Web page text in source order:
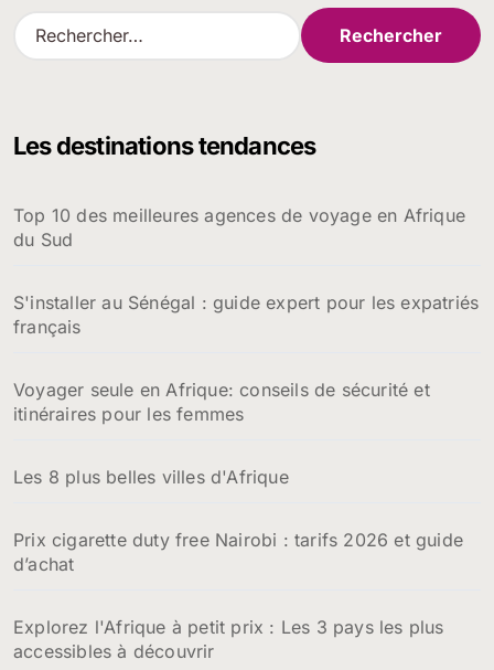
l’article
R
e
r
e
r
Les destinations tendances
Top 10 des meilleures agences de voyage en Afrique
du Sud
S'installer au Sénégal : guide expert pour les expatriés
français
Voyager seule en Afrique: conseils de sécurité et
itinéraires pour les femmes
Les 8 plus belles villes d'Afrique
Prix cigarette duty free Nairobi : tarifs 2026 et guide
d’achat
Explorez l'Afrique à petit prix : Les 3 pays les plus
accessibles à découvrir